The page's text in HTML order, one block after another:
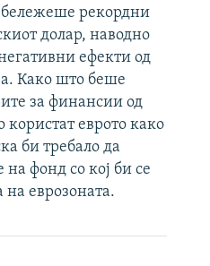
рекордни
долар, наводно
ефекти од
Како што беше
за финансии од
користат еврото како
би требало да
на фонд со кој би се
на еврозоната.